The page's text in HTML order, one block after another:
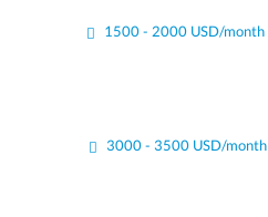
1500 - 2000 USD/month
3000 - 3500 USD/month